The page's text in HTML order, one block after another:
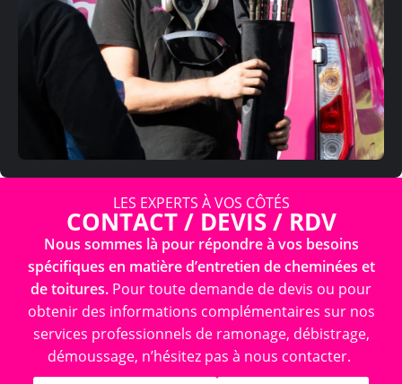
LES EXPERTS À VOS CÔTÉS
CONTACT / DEVIS / RDV
Nous sommes là pour répondre à vos besoins
spécifiques en matière d’entretien de cheminées et
de toitures. Pour toute demande de devis ou pour
obtenir des informations complémentaires sur nos
services professionnels de ramonage, débistrage,
démoussage, n’hésitez pas à nous contacter.